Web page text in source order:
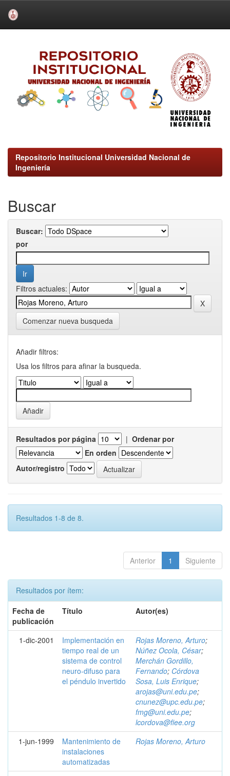
Repositorio Institucional Universidad Nacional de
Ingeniería
Buscar
Buscar:
por
Filtros actuales:
Comenzar nueva busqueda
Añadir filtros:
Usa los filtros para afinar la busqueda.
Resultados por página | Ordenar por
En orden
Autor/registro
Resultados 1-8 de 8.
Anterior 1 Siguiente
Resultados por ítem:
Fecha de
publicación
Título Autor(es)
1-dic-2001
Implementación en
tiempo real de un
sistema de control
neuro-difuso para
el péndulo invertido
Rojas Moreno, Arturo;
Núñez Ocola, César;
Merchán Gordillo,
Fernando; Córdova
Sosa, Luis Enrique;
arojas@uni.edu.pe;
cnunez@upc.edu.pe;
fmg@uni.edu.pe;
lcordova@fiee.org
1-jun-1999
Mantenimiento de
instalaciones
automatizadas
Rojas Moreno, Arturo